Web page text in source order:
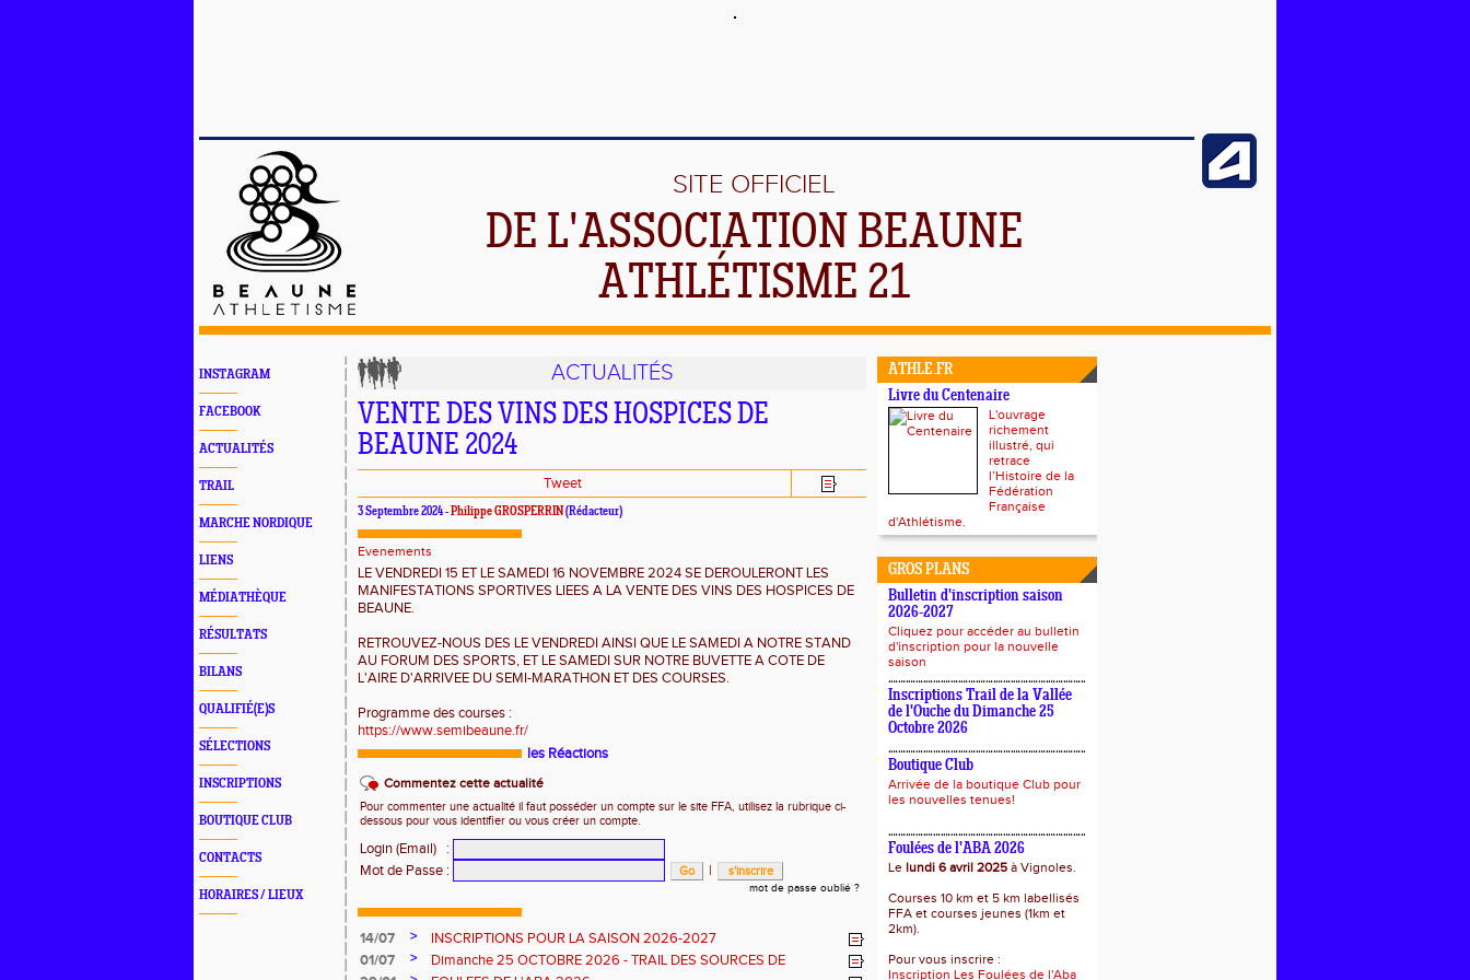
SITE OFFICIEL
DE L'ASSOCIATION BEAUNE
ATHLÉTISME 21
INSTAGRAM
FACEBOOK
ACTUALITÉS
TRAIL
MARCHE NORDIQUE
LIENS
MÉDIATHÈQUE
RÉSULTATS
BILANS
QUALIFIÉ(E)S
SÉLECTIONS
INSCRIPTIONS
BOUTIQUE CLUB
CONTACTS
HORAIRES / LIEUX
ACTUALITÉS
VENTE DES VINS DES HOSPICES DE
BEAUNE 2024
Tweet
3 Septembre 2024 -Philippe GROSPERRIN (Rédacteur)
Evenements
LE VENDREDI 15 ET LE SAMEDI 16 NOVEMBRE 2024 SE DEROULERONT LES
MANIFESTATIONS SPORTIVES LIEES A LA VENTE DES VINS DES HOSPICES DE
BEAUNE.
RETROUVEZ-NOUS DES LE VENDREDI AINSI QUE LE SAMEDI A NOTRE STAND
AU FORUM DES SPORTS, ET LE SAMEDI SUR NOTRE BUVETTE A COTE DE
L'AIRE D'ARRIVEE DU SEMI-MARATHON ET DES COURSES.
Programme des courses :
https://www.semibeaune.fr/
les Réactions
Commentez cette actualité
Pour commenter une actualité il faut posséder un compte sur le site FFA, utilisez la rubrique ci-
dessous pour vous identifier ou vous créer un compte.
Login (Email)
:
Mot de Passe : |
mot de passe oublié ?
14/07 >
INSCRIPTIONS POUR LA SAISON 2026-2027
01/07
>
Dimanche 25 OCTOBRE 2026 - TRAIL DES SOURCES DE
ATHLE.FR
Livre du Centenaire
L'ouvrage
richement
illustré, qui
retrace
l’Histoire de la
Fédération
Française
d'Athlétisme.
GROS PLANS
Bulletin d'inscription saison
2026-2027
Cliquez pour accéder au bulletin
d'inscription pour la nouvelle
saison
Inscriptions Trail de la Vallée
de l'Ouche du Dimanche 25
Octobre 2026
Boutique Club
Arrivée de la boutique Club pour
les nouvelles tenues!
Foulées de l'ABA 2026
Le lundi 6 avril 2025 à Vignoles.
Courses 10 km et 5 km labellisés
FFA et courses jeunes (1km et
2km).
Pour vous inscrire :
Inscription Les Foulées de l'Aba